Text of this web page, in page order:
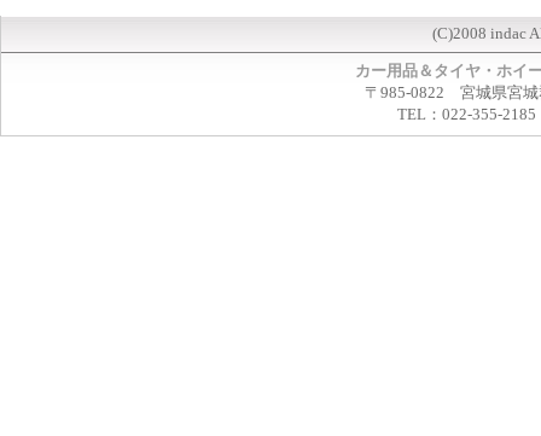
(C)2008 indac
カー用品＆タイヤ・ホイ
〒985-0822 宮城県宮城
TEL：022-355-